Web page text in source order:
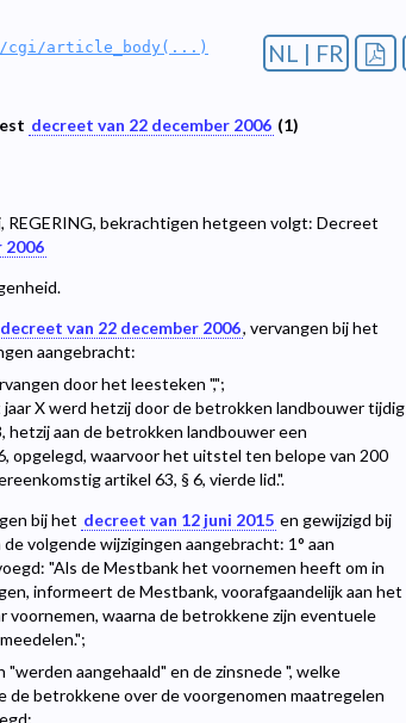
cgi/article_body(...) NL | FR
decreet van 22 december 2006 (1)
REGERING, bekrachtigen hetgeen volgt: Decreet
2006
decreet van 22 december 2006, vervangen bij het
aangebracht:
door het leesteken ",";
X werd hetzij door de betrokken landbouwer tijdig
hetzij aan de betrokken landbouwer een
opgelegd, waarvoor het uitstel ten belope van 200
artikel 63, § 6, vierde lid.".
bij het decreet van 12 juni 2015 en gewijzigd bij
volgende wijzigingen aangebracht: 1° aan
"Als de Mestbank het voornemen heeft om in
informeert de Mestbank, voorafgaandelijk aan het
voornemen, waarna de betrokkene zijn eventuele
aangehaald" en de zinsnede ", welke
de betrokkene over de voorgenomen maatregelen